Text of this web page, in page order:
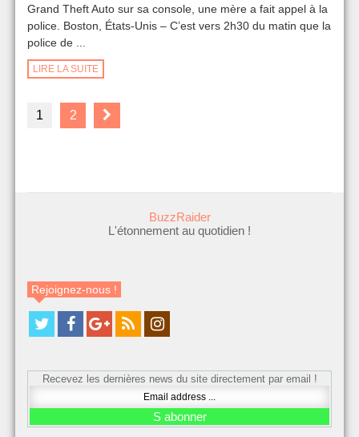
Grand Theft Auto sur sa console, une mère a fait appel à la
police. Boston, États-Unis – C’est vers 2h30 du matin que la
police de ...
LIRE LA SUITE
1 2
BuzzRaider
L'étonnement au quotidien !
Rejoignez-nous !
Recevez les dernières news du site directement par email !